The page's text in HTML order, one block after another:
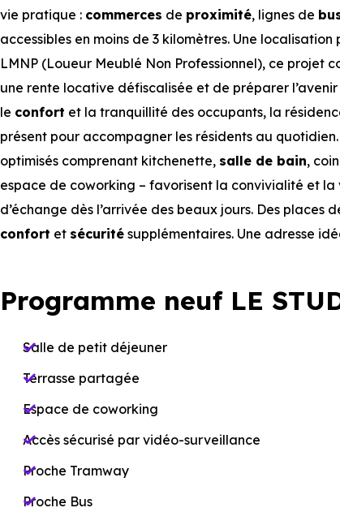
vie pratique : commerces de proximité, lignes de
accessibles en moins de 3 kilomètres. Une
LMNP (Loueur Meublé Non Professionnel), ce projet
une rente locative défiscalisée et de préparer
le confort et la tranquillité des occupants, la
présent pour accompagner les résidents au
optimisés comprenant kitchenette, salle de bain,
espace de coworking – favorisent la convivialité et la
d’échange dès l’arrivée des beaux jours. Des places
confort et sécurité supplémentaires. Une adresse
Programme neuf LE
Salle de petit déjeuner
Terrasse partagée
Espace de coworking
Accès sécurisé par vidéo-surveillance
Proche Tramway
Proche Bus